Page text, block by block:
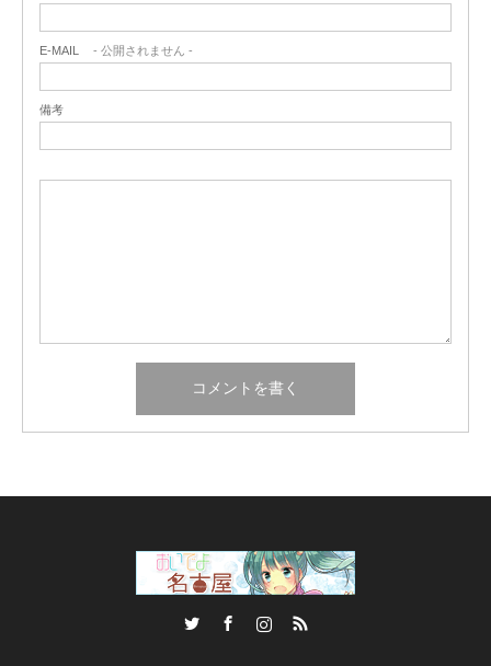
E-MAIL - 公開されません -
備考
RSS